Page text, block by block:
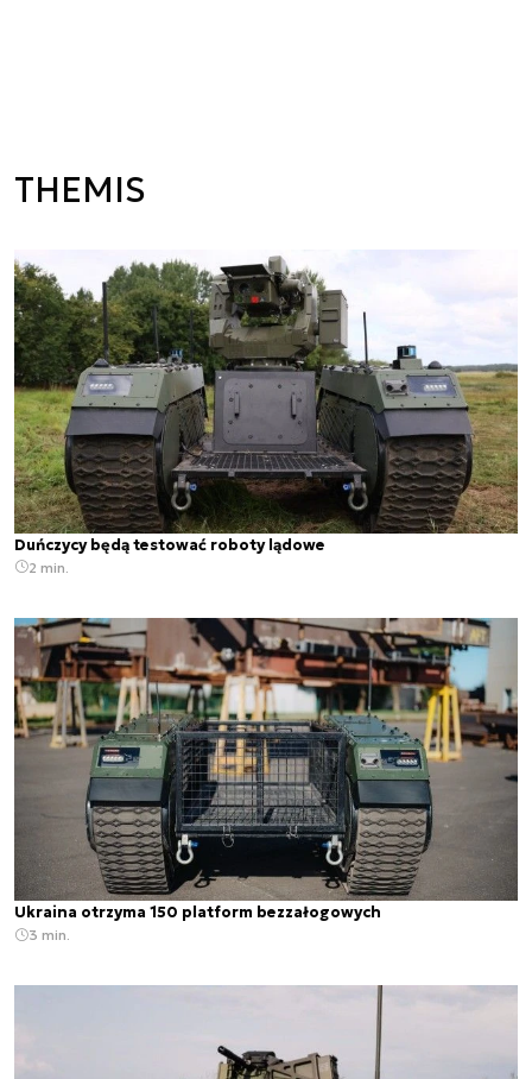
THEMIS
Duńczycy będą testować roboty lądowe
2 min.
Ukraina otrzyma 150 platform bezzałogowych
3 min.